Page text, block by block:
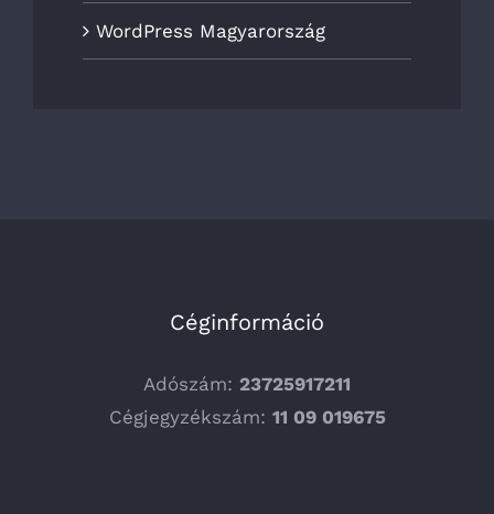
WordPress Magyarország
Céginformáció
Adószám: 23725917211
Cégjegyzékszám: 11 09 019675